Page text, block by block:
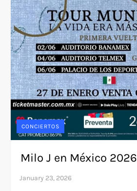
CONCIERTOS
Milo J en México 2026